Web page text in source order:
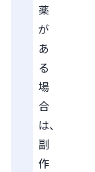
薬
が
あ
る
場
合
は、
副
作